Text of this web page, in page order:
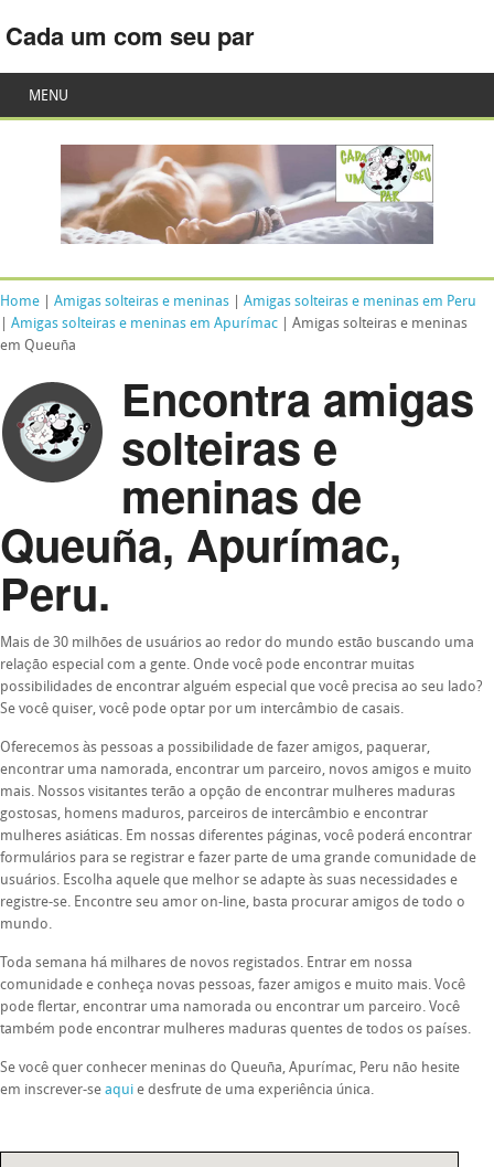
Cada um com seu par
MENU
Home Amigas solteiras e meninas
Amigas solteiras e meninas em Peru
Amigas solteiras e meninas em Apurímac | Amigas solteiras e meninas
em Queuña
Encontra amigas
solteiras e
meninas de
Queuña, Apurímac,
Peru.
Mais de 30 milhões de usuários ao redor do mundo estão buscando uma
relação especial com a gente. Onde você pode encontrar muitas
possibilidades de encontrar alguém especial que você precisa ao seu lado?
Se você quiser, você pode optar por um intercâmbio de casais.
Oferecemos às pessoas a possibilidade de fazer amigos, paquerar,
encontrar uma namorada, encontrar um parceiro, novos amigos e muito
mais. Nossos visitantes terão a opção de encontrar mulheres maduras
gostosas, homens maduros, parceiros de intercâmbio e encontrar
mulheres asiáticas. Em nossas diferentes páginas, você poderá encontrar
formulários para se registrar e fazer parte de uma grande comunidade de
usuários. Escolha aquele que melhor se adapte às suas necessidades e
registre-se. Encontre seu amor on-line, basta procurar amigos de todo o
mundo.
Toda semana há milhares de novos registados. Entrar em nossa
comunidade e conheça novas pessoas, fazer amigos e muito mais. Você
pode flertar, encontrar uma namorada ou encontrar um parceiro. Você
também pode encontrar mulheres maduras quentes de todos os países.
Se você quer conhecer meninas do Queuña, Apurímac, Peru não hesite
em inscrever-se aqui e desfrute de uma experiência única.